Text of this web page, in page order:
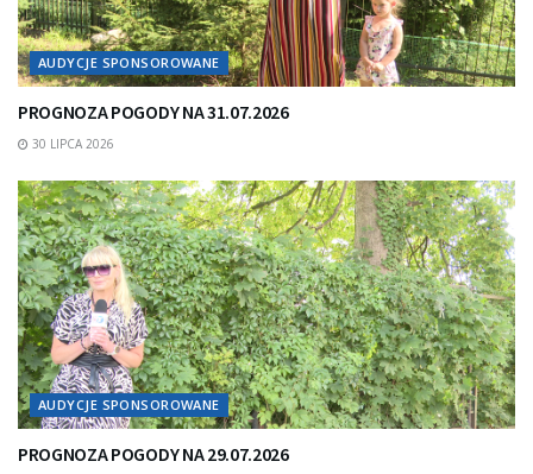
AUDYCJE SPONSOROWANE
PROGNOZA POGODY NA 31.07.2026
30 LIPCA 2026
AUDYCJE SPONSOROWANE
PROGNOZA POGODY NA 29.07.2026